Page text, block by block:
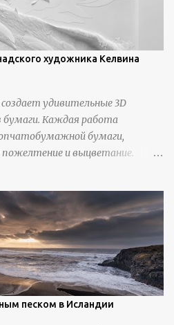
художника Келвина
удивительные 3D
Каждая работа
бумаги,
и выцветание.
чтобы точно
источник
песком в Исландии